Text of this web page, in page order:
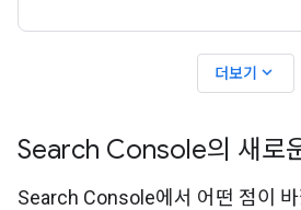
더보기 expand_more
Search Console의 새로
Search Console에서 어떤 점이